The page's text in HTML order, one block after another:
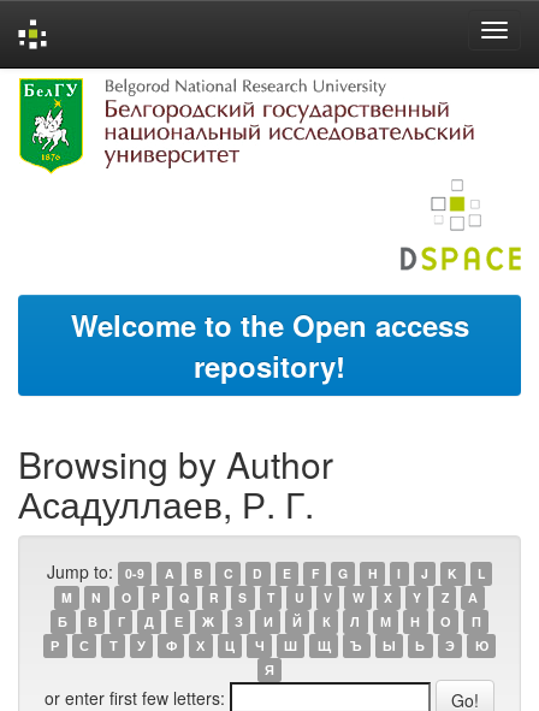
Skip
navigation
Welcome to the Open access
repository!
Browsing by Author
Асадуллаев, Р. Г.
Jump to: 0-9 A B C D E F G H I J K
L
M
N O P Q R S T U V W X Y Z
А
Б
В Г Д Е Ж З И Й К Л М Н О
П
Р
С Т У Ф Х Ц Ч Ш Щ Ъ Ы Ь Э
Ю
Я
or enter first few letters: